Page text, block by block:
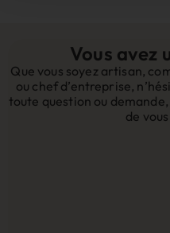
Vous avez
Que vous soyez artisan,
ou chef d’entreprise,
toute question ou
de